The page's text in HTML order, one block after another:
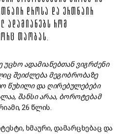
ᲓᲠᲝᲡᲐ ᲓᲐ ᲔᲠᲗᲜᲐᲘᲠ
ᲐᲓᲐᲛᲘᲐᲜᲔᲑᲡ ᲠᲝᲛ
ᲗᲐᲝᲑᲐᲡ.
უცხო ადამიანებთან ვიგრძენი
შეიძლება მეგობრობაზე
წუხილი და ღირებულებები
შანსი არაა, ბოროტებამ
26 წლის.
ხმაური, დამარცხებაც და